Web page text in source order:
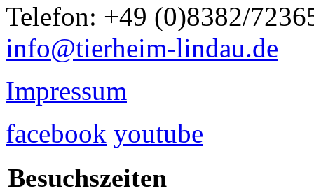
Telefon: +49 (0)8382/
info@tierheim-lindau.de
Impressum
facebook youtube
Besuchszeiten